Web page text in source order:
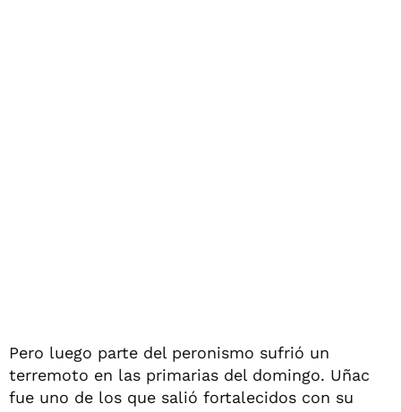
Pero luego parte del peronismo sufrió un
terremoto en las primarias del domingo. Uñac
fue uno de los que salió fortalecidos con su